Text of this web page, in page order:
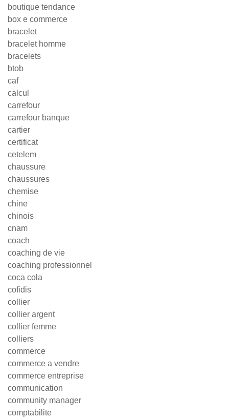
boutique tendance
box e commerce
bracelet
bracelet homme
bracelets
btob
caf
calcul
carrefour
carrefour banque
cartier
certificat
cetelem
chaussure
chaussures
chemise
chine
chinois
cnam
coach
coaching de vie
coaching professionnel
coca cola
cofidis
collier
collier argent
collier femme
colliers
commerce
commerce a vendre
commerce entreprise
communication
community manager
comptabilite